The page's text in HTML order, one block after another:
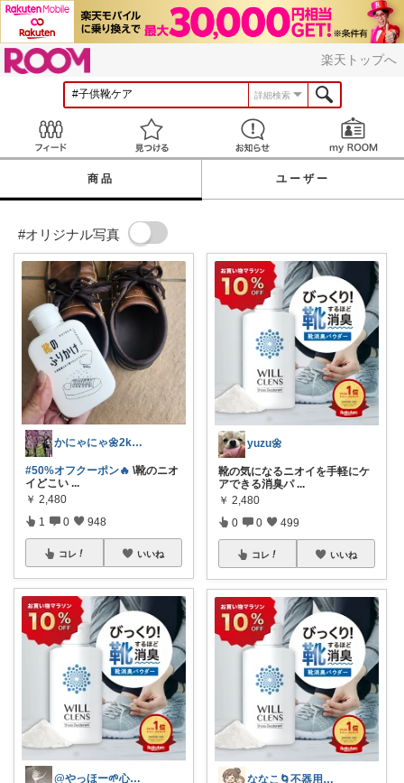
楽天トップへ
詳細検索
見つける お知らせ
商品 ユーザー
#オリジナル写真
かにゃにゃ🌼2kids mama
#50%オフクーポン🔥 \靴のニオ
イどこい ...
￥ 2,480
1 0 948
コレ いいね
@やっほー🌱心地よい暮らし
yuzu🌼
靴の気になるニオイを手軽にケ
アできる消臭パ ...
￥ 2,480
0 0 499
コレ いいね
ななこ🌀不器用ママ￤家事＆育児グッズ